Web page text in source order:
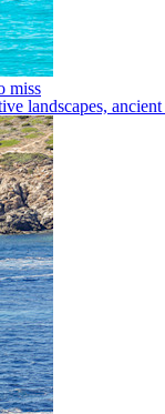
miss
landscapes,